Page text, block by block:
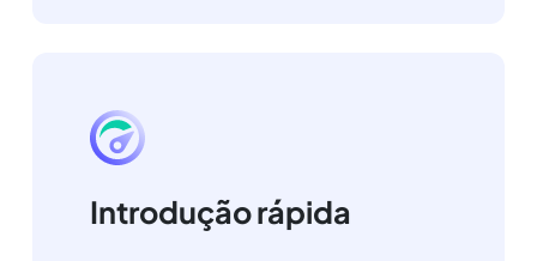
Introdução rápida